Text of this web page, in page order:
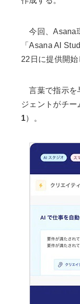
今回、Asana
「Asana AI
22日に提供開始
言葉で指示を
ジェントがチ
1）。